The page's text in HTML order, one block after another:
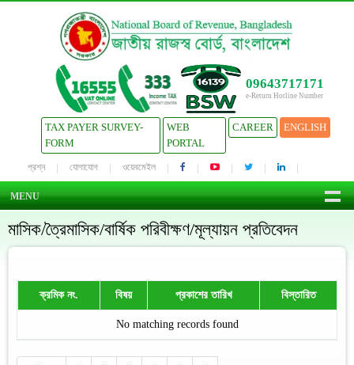
09643717171
e-Return Hotline Number
TAX PAYER SURVEY-
FORM
WEB
PORTAL
CAREER ENGLISH
প্রশ্ন যোগাযোগ ওয়েবমেইল
MENU
মাসিক/ত্রৈমাসিক/বার্ষিক পরিবীক্ষণ/মূল্যায়ন প্রতিবেদন
ক্রমিক নং. বিষয় প্রকাশের তারিখ বিস্তারিত
No matching records found